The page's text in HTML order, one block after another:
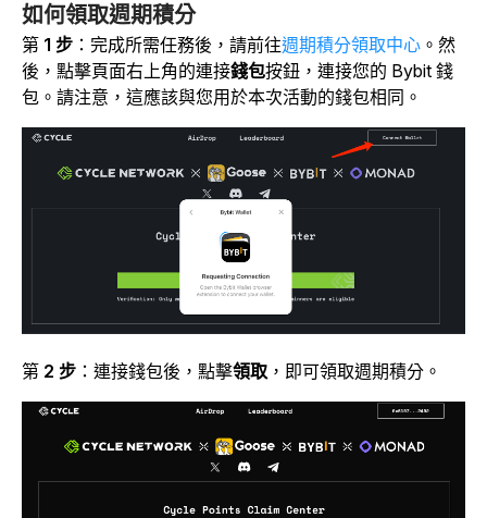
如何領取週期積分
第 1 步 ：完成所需任務後，請前往週期積分領取中心 。然
後，點擊頁面右上角的連接錢包按鈕，連接您的 Bybit 錢
包。 請注意，這應該與您用於本次活動的錢包相同。
第 2 步 ：連接錢包後，點擊領取 ，即可領取週期積分。